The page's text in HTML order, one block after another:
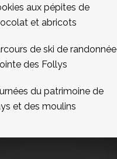
aux pépites de
et abricots
de ski de randonnée
des Follys
du patrimoine de
et des moulins